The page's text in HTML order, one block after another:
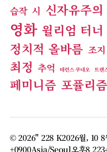
습작 시 신자유주의
영화 윌리엄 터너
정치적 올바름 조
최정 추억 테런스 쿠네오 트랜
페미니즘 포퓰리즘
© 2026" 228 K2026월, 10 8
+0900Asia/Seoul오후8